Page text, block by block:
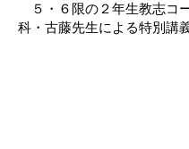
５・６限の２年生教志コ
科・古藤先生による特別講